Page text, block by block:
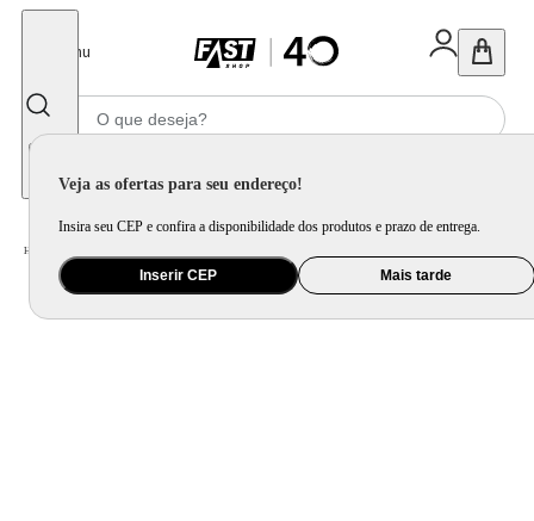
Menu
Veja as ofertas para seu endereço!
Insira seu CEP e confira a disponibilidade dos produtos e prazo de entrega.
Inserir CEP Mais tarde
Home